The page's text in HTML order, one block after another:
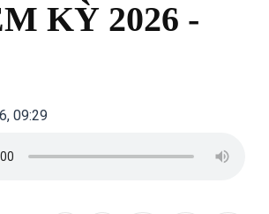
KỲ 2026 -
09:29